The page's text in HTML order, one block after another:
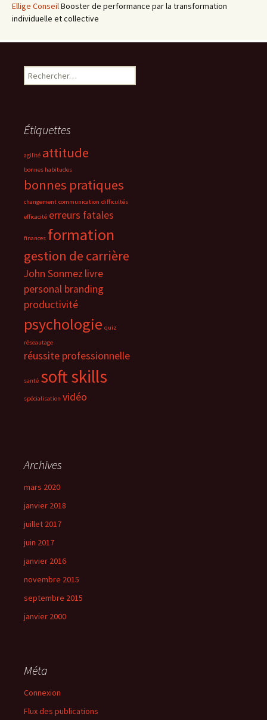
Ellige ConseilBooster de performance par la transformation
individuelle et collective
Rechercher :
Étiquettes
agilité attitude
bonnes habitudes
bonnes pratiques
changement communication difficultés
efficacité erreurs fatales
finances formation
gestion de carrière
John Sonmez livre
personal branding
productivité
psychologie quiz
réseautage
réussite professionnelle
santé soft skills
spécialisation vidéo
Archives
mars 2020
janvier 2018
juillet 2017
juin 2017
janvier 2016
novembre 2015
septembre 2015
janvier 2000
Méta
Connexion
Flux des publications